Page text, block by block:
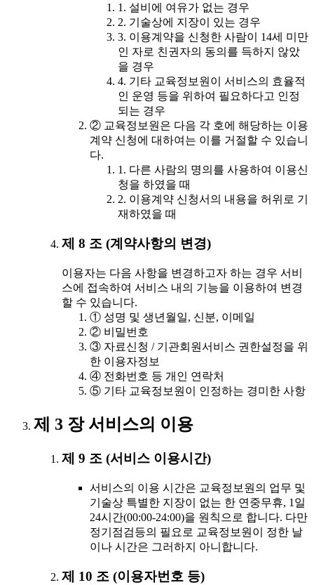
1. 설비에 여유가 없는 경우
2. 기술상에 지장이 있는 경우
3. 이용계약을 신청한 사람이 14세 미만
인 자로 친권자의 동의를 득하지 않았
을 경우
4. 기타 교육정보원이 서비스의 효율적
인 운영 등을 위하여 필요하다고 인정
되는 경우
② 교육정보원은 다음 각 호에 해당하는 이용
계약 신청에 대하여는 이를 거절할 수 있습니
다.
1. 다른 사람의 명의를 사용하여 이용신
청을 하였을 때
2. 이용계약 신청서의 내용을 허위로 기
재하였을 때
제 8 조 (계약사항의 변경)
이용자는 다음 사항을 변경하고자 하는 경우 서비
스에 접속하여 서비스 내의 기능을 이용하여 변경
할 수 있습니다.
① 성명 및 생년월일, 신분, 이메일
② 비밀번호
③ 자료신청 / 기관회원서비스 권한설정을 위
한 이용자정보
④ 전화번호 등 개인 연락처
⑤ 기타 교육정보원이 인정하는 경미한 사항
제 3 장 서비스의 이용
제 9 조 (서비스 이용시간)
서비스의 이용 시간은 교육정보원의 업무 및
기술상 특별한 지장이 없는 한 연중무휴, 1일
24시간(00:00-24:00)을 원칙으로 합니다. 다만
정기점검등의 필요로 교육정보원이 정한 날
이나 시간은 그러하지 아니합니다.
제 10 조 (이용자번호 등)